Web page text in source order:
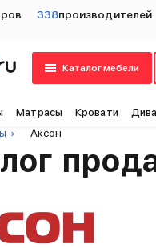
338производителей
Каталог мебели
Матрасы Кровати
Аксон